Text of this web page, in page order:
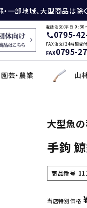
部地域、大型商品は除く
電話注文（平日 9:30
call0795-
FAX注文（24時間受付
FAX0795-
牛刀・筋引き・骨スキ
包丁収納・ケース
メンテナンス用品
草焼きバーナー
園芸・農業
芝刈機・管理機・耕耘機爪
携帯・収納ケース
山
木の皮剥き・角返し
盛箸・盛皿・盛台
大型魚
手鉤
商品番号
当店特別価格